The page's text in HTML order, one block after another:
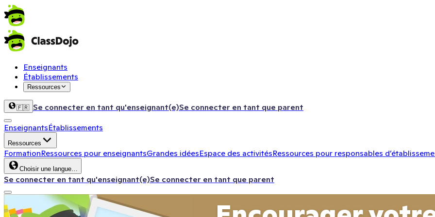
Enseignants
Établissements
Ressources
🇫🇷 Se connecter en tant qu'enseignant(e)Se connecter en tant que parent
EnseignantsÉtablissements
Ressources
FormationRessources pour enseignantsGrandes idéesEspace des activitésRessources pour responsables
Choisir une langue…
Se connecter en tant qu'enseignant(e)Se connecter en tant que parent